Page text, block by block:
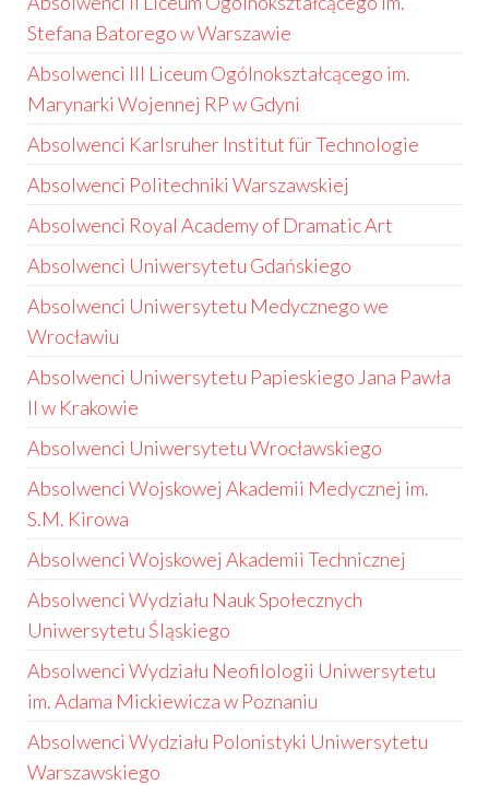
Stefana Batorego w Warszawie
Absolwenci III Liceum Ogólnokształcącego im.
Marynarki Wojennej RP w Gdyni
Absolwenci Karlsruher Institut für Technologie
Absolwenci Politechniki Warszawskiej
Absolwenci Royal Academy of Dramatic Art
Absolwenci Uniwersytetu Gdańskiego
Absolwenci Uniwersytetu Medycznego we
Wrocławiu
Absolwenci Uniwersytetu Papieskiego Jana Pawła
II w Krakowie
Absolwenci Uniwersytetu Wrocławskiego
Absolwenci Wojskowej Akademii Medycznej im.
S.M. Kirowa
Absolwenci Wojskowej Akademii Technicznej
Absolwenci Wydziału Nauk Społecznych
Uniwersytetu Śląskiego
Absolwenci Wydziału Neofilologii Uniwersytetu
im. Adama Mickiewicza w Poznaniu
Absolwenci Wydziału Polonistyki Uniwersytetu
Warszawskiego